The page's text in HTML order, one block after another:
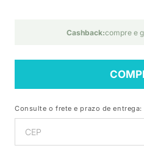
Cashback:compre e
Consulte o frete e prazo de entrega: